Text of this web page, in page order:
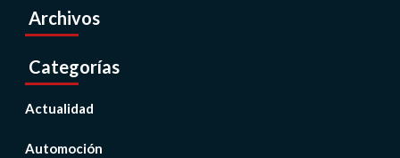
Archivos
Categorías
Actualidad
Automoción